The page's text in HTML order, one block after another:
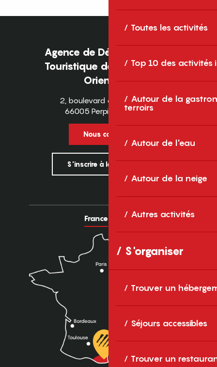
Toutes les activités
Top 10 des activités
Autour de la
terroirs
Autour de l'eau
Autour de la neige
Autres activités
S'organiser
Trouver un
Séjours accessibles
Trouver un
Agence de Développement
Touristique des Pyrénées-
Orientales
2, boulevard des Pyrénées
66005 Perpignan Cedex
Nous contacter
S'inscrire à la newsletter
France Europe